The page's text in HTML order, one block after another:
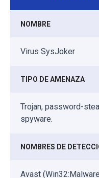
NOMBRE
Virus SysJoker
TIPO DE AMENAZA
Trojan, password-
spyware.
NOMBRES DE
Avast